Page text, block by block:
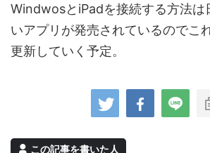
WindwosとiPadを接続する方法は
いアプリが発売されているのでこ
更新していく予定。
この記事を書いた人